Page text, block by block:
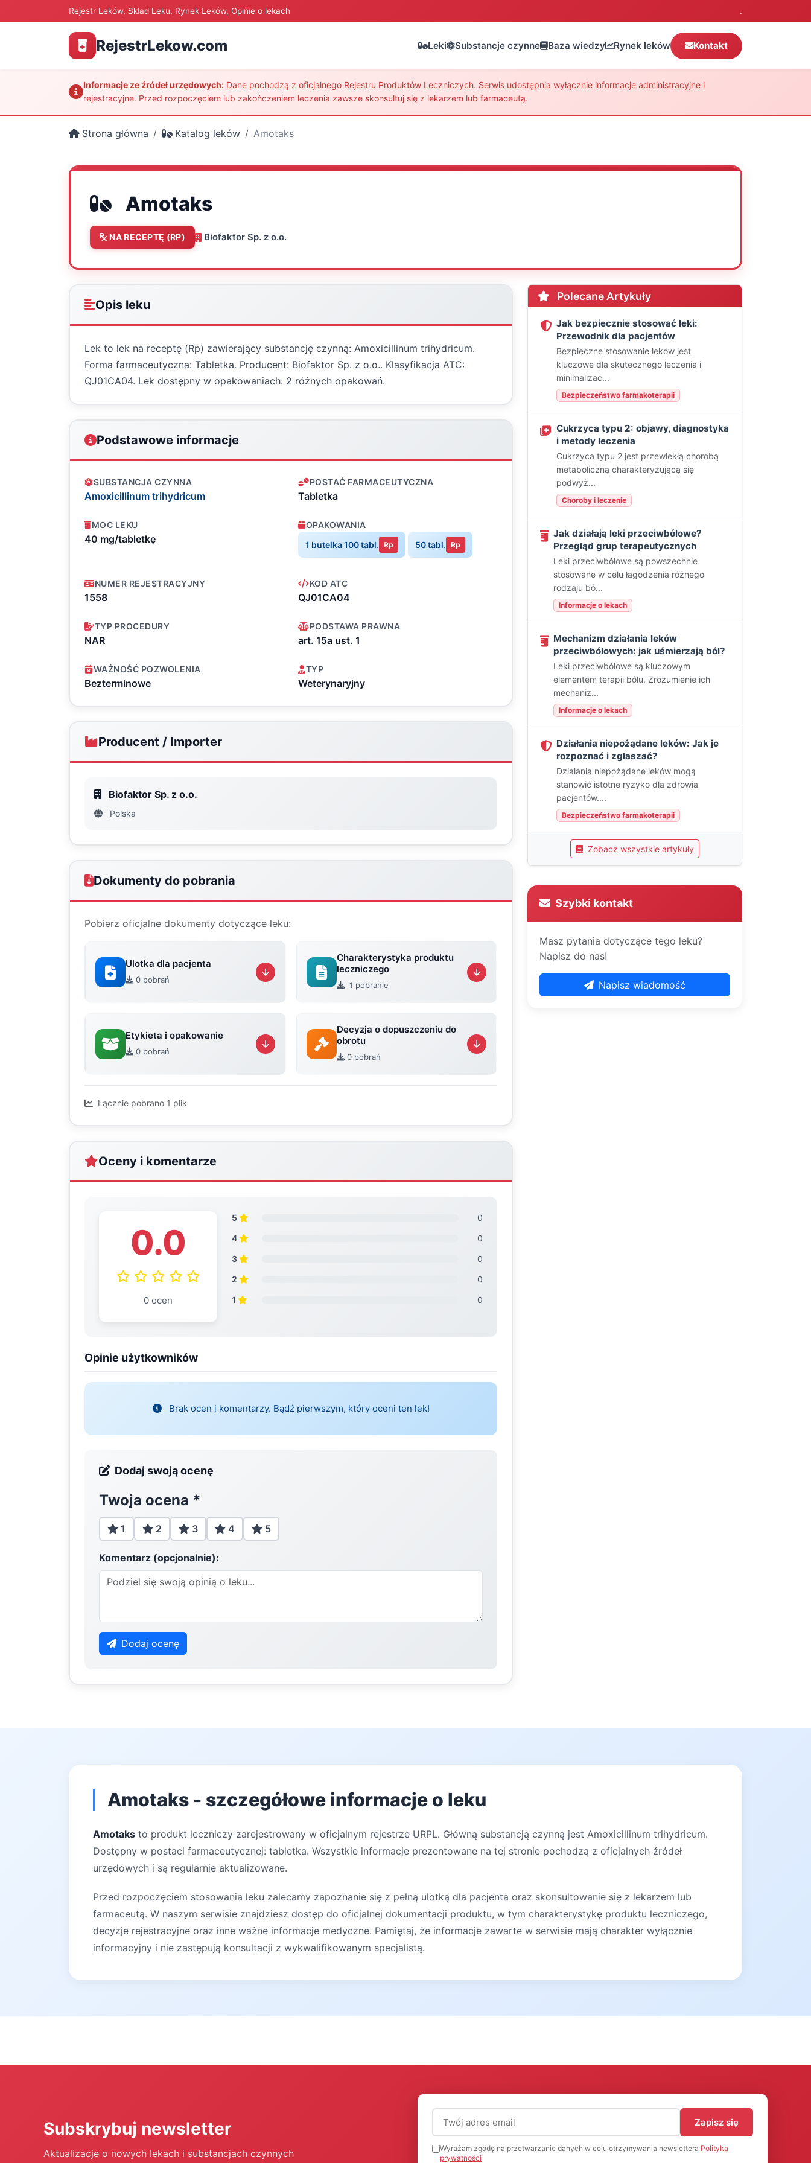
Rejestr Leków, Skład Leku, Rynek Leków, Opinie o lekach .
RejestrLekow.com Leki Substancje czynne Baza wiedzy Rynek leków Kontakt
Informacje ze źródeł urzędowych: Dane pochodzą z oficjalnego Rejestru Produktów Leczniczych. Serwis udostępnia wyłącznie informacje administracyjne i
rejestracyjne. Przed rozpoczęciem lub zakończeniem leczenia zawsze skonsultuj się z lekarzem lub farmaceutą.
Strona główna Katalog leków Amotaks
Amotaks
NA RECEPTĘ (RP) Biofaktor Sp. z o.o.
Opis leku
Lek to lek na receptę (Rp) zawierający substancję czynną: Amoxicillinum trihydricum.
Forma farmaceutyczna: Tabletka. Producent: Biofaktor Sp. z o.o.. Klasyfikacja ATC:
QJ01CA04. Lek dostępny w opakowaniach: 2 różnych opakowań.
Podstawowe informacje
SUBSTANCJA CZYNNA
Amoxicillinum trihydricum
POSTAĆ FARMACEUTYCZNA
Tabletka
MOC LEKU
40 mg/tabletkę
OPAKOWANIA
1 butelka 100 tabl. Rp 50 tabl. Rp
NUMER REJESTRACYJNY
1558
KOD ATC
QJ01CA04
TYP PROCEDURY
NAR
PODSTAWA PRAWNA
art. 15a ust. 1
WAŻNOŚĆ POZWOLENIA
Bezterminowe
TYP
Weterynaryjny
Producent / Importer
Biofaktor Sp. z o.o.
Polska
Dokumenty do pobrania
Pobierz oficjalne dokumenty dotyczące leku:
Ulotka dla pacjenta
0 pobrań
Charakterystyka produktu
leczniczego
1 pobranie
Etykieta i opakowanie
0 pobrań
Decyzja o dopuszczeniu do
obrotu
0 pobrań
Łącznie pobrano 1 plik
Oceny i komentarze
0.0
0 ocen
5
0
4
0
3
0
2
0
1
0
Opinie użytkowników
Brak ocen i komentarzy. Bądź pierwszym, który oceni ten lek!
Dodaj swoją ocenę
Twoja ocena *
1 2 3 4 5
Komentarz (opcjonalnie):
Dodaj ocenę
Polecane Artykuły
Jak bezpiecznie stosować leki:
Przewodnik dla pacjentów
Bezpieczne stosowanie leków jest
kluczowe dla skutecznego leczenia i
minimalizac...
Bezpieczeństwo farmakoterapii
Cukrzyca typu 2: objawy, diagnostyka
i metody leczenia
Cukrzyca typu 2 jest przewlekłą chorobą
metaboliczną charakteryzującą się
podwyż...
Choroby i leczenie
Jak działają leki przeciwbólowe?
Przegląd grup terapeutycznych
Leki przeciwbólowe są powszechnie
stosowane w celu łagodzenia różnego
rodzaju bó...
Informacje o lekach
Mechanizm działania leków
przeciwbólowych: jak uśmierzają ból?
Leki przeciwbólowe są kluczowym
elementem terapii bólu. Zrozumienie ich
mechaniz...
Informacje o lekach
Działania niepożądane leków: Jak je
rozpoznać i zgłaszać?
Działania niepożądane leków mogą
stanowić istotne ryzyko dla zdrowia
pacjentów....
Bezpieczeństwo farmakoterapii
Zobacz wszystkie artykuły
Szybki kontakt
Masz pytania dotyczące tego leku?
Napisz do nas!
Napisz wiadomość
Amotaks - szczegółowe informacje o leku
Amotaks to produkt leczniczy zarejestrowany w oficjalnym rejestrze URPL. Główną substancją czynną jest Amoxicillinum trihydricum.
Dostępny w postaci farmaceutycznej: tabletka. Wszystkie informacje prezentowane na tej stronie pochodzą z oficjalnych źródeł
urzędowych i są regularnie aktualizowane.
Przed rozpoczęciem stosowania leku zalecamy zapoznanie się z pełną ulotką dla pacjenta oraz skonsultowanie się z lekarzem lub
farmaceutą. W naszym serwisie znajdziesz dostęp do oficjalnej dokumentacji produktu, w tym charakterystykę produktu leczniczego,
decyzje rejestracyjne oraz inne ważne informacje medyczne. Pamiętaj, że informacje zawarte w serwisie mają charakter wyłącznie
informacyjny i nie zastępują konsultacji z wykwalifikowanym specjalistą.
Subskrybuj newsletter
Aktualizacje o nowych lekach i substancjach czynnych
Adres email (wymagany)
Zapisz się
Wyrażam zgodę na przetwarzanie danych w celu otrzymywania newslettera Polityka
prywatności